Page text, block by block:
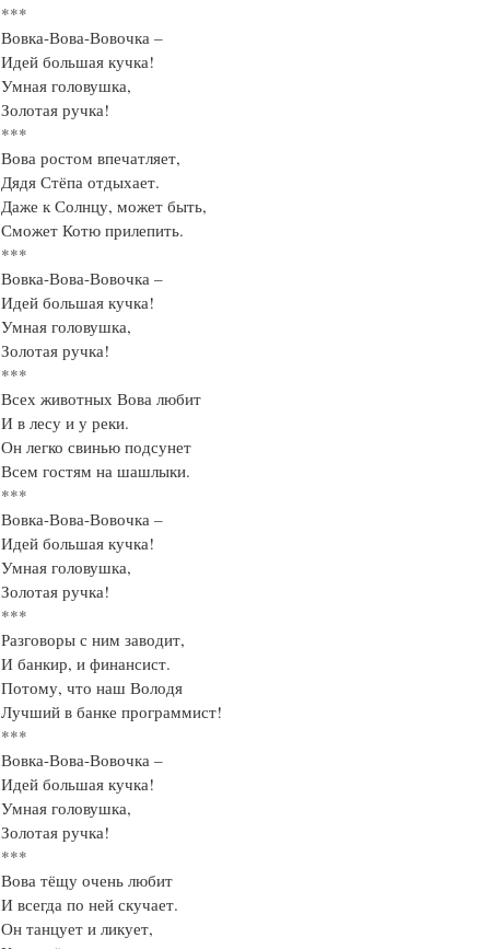
***
Вовка-Вова-Вовочка –
Идей большая кучка!
Умная головушка,
Золотая ручка!
***
Вова ростом впечатляет,
Дядя Стёпа отдыхает.
Даже к Солнцу, может быть,
Сможет Котю прилепить.
***
Вовка-Вова-Вовочка –
Идей большая кучка!
Умная головушка,
Золотая ручка!
***
Всех животных Вова любит
И в лесу и у реки.
Он легко свинью подсунет
Всем гостям на шашлыки.
***
Вовка-Вова-Вовочка –
Идей большая кучка!
Умная головушка,
Золотая ручка!
***
Разговоры с ним заводит,
И банкир, и финансист.
Потому, что наш Володя
Лучший в банке программист!
***
Вовка-Вова-Вовочка –
Идей большая кучка!
Умная головушка,
Золотая ручка!
***
Вова тёщу очень любит
И всегда по ней скучает.
Он танцует и ликует,